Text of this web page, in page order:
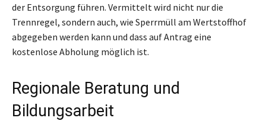
der Entsorgung führen. Vermittelt wird nicht nur die
Trennregel, sondern auch, wie Sperrmüll am Wertstoffhof
abgegeben werden kann und dass auf Antrag eine
kostenlose Abholung möglich ist.
Regionale Beratung und
Bildungsarbeit